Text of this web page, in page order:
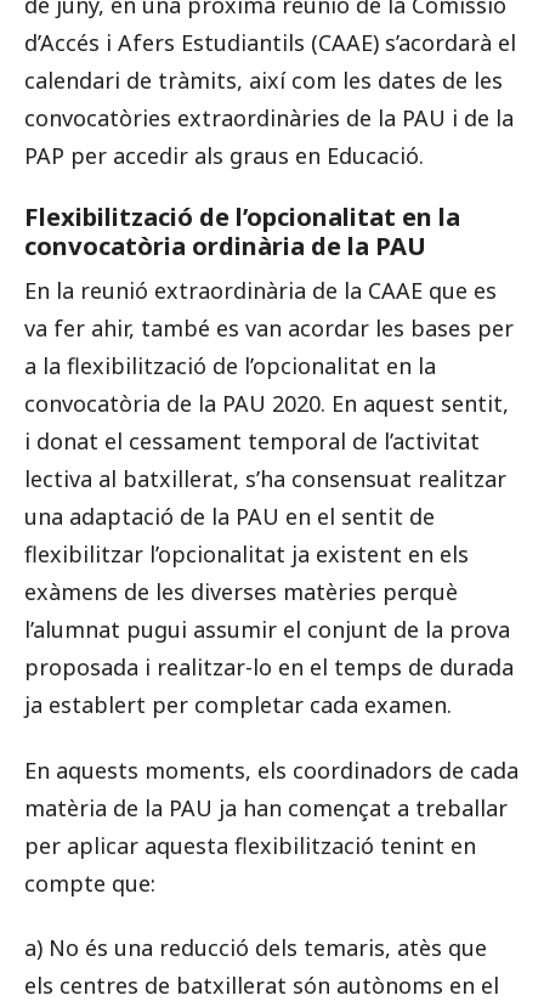
d’Accés i Afers Estudiantils (CAAE) s’acordarà el
calendari de tràmits, així com les dates de les
convocatòries extraordinàries de la PAU i de la
PAP per accedir als graus en Educació.
Flexibilització de l’opcionalitat en la
convocatòria ordinària de la PAU
En la reunió extraordinària de la CAAE que es
va fer ahir, també es van acordar les bases per
a la flexibilització de l’opcionalitat en la
convocatòria de la PAU 2020. En aquest sentit,
i donat el cessament temporal de l’activitat
lectiva al batxillerat, s’ha consensuat realitzar
una adaptació de la PAU en el sentit de
flexibilitzar l’opcionalitat ja existent en els
exàmens de les diverses matèries perquè
l’alumnat pugui assumir el conjunt de la prova
proposada i realitzar-lo en el temps de durada
ja establert per completar cada examen.
En aquests moments, els coordinadors de cada
matèria de la PAU ja han començat a treballar
per aplicar aquesta flexibilització tenint en
compte que:
a) No és una reducció dels temaris, atès que
els centres de batxillerat són autònoms en el